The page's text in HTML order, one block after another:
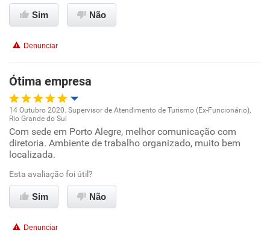
Conciliação com a vida familiar
Recomenda esta empresa
Recomenda a diretoria
Sim Não
Denunciar
Ótima empresa
Oportunidade de promoção
Ambiente de trabalho
Conciliação com a vida familiar
14 Outubro 2020. Supervisor de Atendimento de Turismo (Ex-Funcionário),
Rio Grande do Sul
Com sede em Porto Alegre, melhor comunicação com
diretoria. Ambiente de trabalho organizado, muito bem
localizada.
Esta avaliação foi útil?
Sim Não
Denunciar